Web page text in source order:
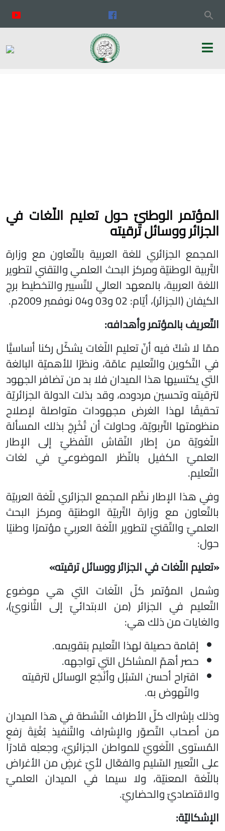
المؤتمر الوطنيّ حول تعليم اللّغات في
الجزائر ووسائل ترقيته
المجمع الجزائري للغة العربية بالتّعاون مع وزارة
التّربية الوطنيّة ومركز البحث العلمي والتقني لتطوير
اللغة العربية، بالمعهد العالي للتّسيير والتخطيط برج
الكيفان (الجزائر)، أيّام: 02 و03 و04 نوفمبر 2009م.
التّعريف بالمؤتمر وأهدافه:
ممّا لا شكّ فيه أنّ تعليم اللّغات يشكّل ركنا أساسيًّا
في التّكوين والتّعليم عامّة، ونظرًا للأهميّة البالغة
التي يكتسيها هذا الميدان فلا بد من تضافر الجهود
لترقيته وتحسين مردوده، وقد بذلت الدولة الجزائريّة
تحقيقًا لهذا الغرض مجهودات متواصلة لإصلاح
منظومتها التّربويّة، وحاولت أن تُخْرِجَ بذلك المسألة
اللّغويّة من إطار النّقاش اللّفظيّ إلى الإطار
العلميّ الكفيل بالنّظر الموضوعيّ في لغات
التّعليم.
وفي هذا الإطار نظّم المجمع الجزائري للّغة العربيّة
بالتّعاون مع وزارة التّربيّة الوطنيّة ومركز البحث
العلميّ والتّقنيّ لتطوير اللّغة العربيّ مؤتمرًا وطنيًا
حول:
«تعليم اللّغات في الجزائر ووسائل ترقيته»
وشمل المؤتمر كلّ اللّغات التي هي موضوع
التّعليم في الجزائر (من الابتدائيّ إلى الثّانويّ)،
والغايات من ذلك هي:
إقامة حصيلة لهذا التّعليم بتقويمه.
حصر أهمّ المشاكل التي تواجهه.
اقتراح أحسن السّبُل وأنْجَع الوسائل لترقيته
والنّهوض به.
وذلك بإشراك كلّ الأطراف النّشطة في هذا الميدان
من أصحاب التّصوّر والإشراف والتّنفيذ بُغْيَةَ رَفعِ
المُستوى اللّغويّ للمواطن الجزائريّ، وجعلِه قادرًا
على التّعبير السّليم والفعّال لأيّ غرضٍ من الأغراض
باللّغة المعنيّة، ولا سيما في الميدان العلميّ
والاقتصاديّ والحضاريّ.
الإشكاليّة: